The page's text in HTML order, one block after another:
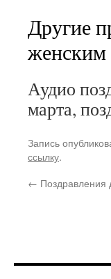
Другие
женским
Аудио
марта,
Запись
ссылку.
← Поздравления